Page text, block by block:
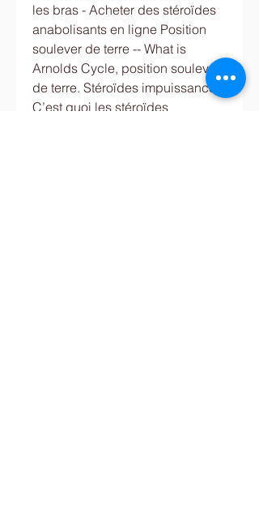
les bras - Acheter des stéroïdes
anabolisants en ligne Position
soulever de terre -- What is
Arnolds Cycle, position soulever
de terre. Stéroïdes impuissance,
C’est quoi les stéroïdes